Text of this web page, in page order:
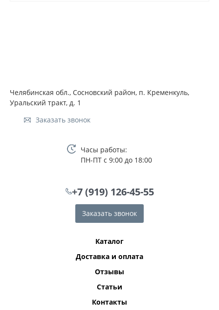
Челябинская обл., Сосновский район, п. Кременкуль,
Уральский тракт, д. 1
Заказать звонок
Часы работы:
ПН-ПТ с 9:00 до 18:00
+7 (919) 126-45-55
Заказать звонок
Каталог
Доставка и оплата
Отзывы
Статьи
Контакты